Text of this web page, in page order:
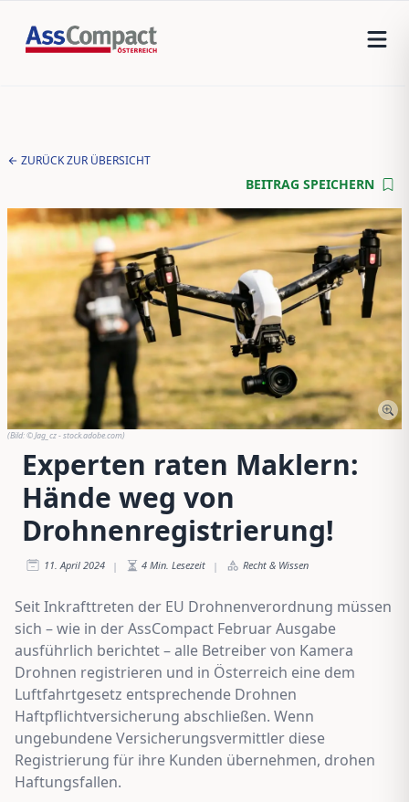
ZURÜCK ZUR ÜBERSICHT
BEITRAG SPEICHERN
(Bild:© Jag_cz - stock.adobe.com)
Experten raten Maklern:
Hände weg von
Drohnenregistrierung!
11. April 2024 | 4 Min. Lesezeit | Recht & Wissen
Seit Inkrafttreten der EU Drohnenverordnung müssen
sich – wie in der AssCompact Februar Ausgabe
ausführlich berichtet – alle Betreiber von Kamera
Drohnen registrieren und in Österreich eine dem
Luftfahrtgesetz entsprechende Drohnen
Haftpflichtversicherung abschließen. Wenn
ungebundene Versicherungsvermittler diese
Registrierung für ihre Kunden übernehmen, drohen
Haftungsfallen.